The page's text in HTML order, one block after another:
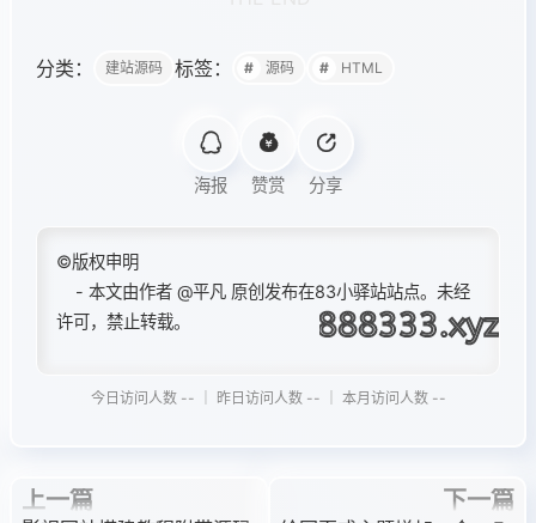
分类： 建站源码 标签： 源码 HTML
海报 赞赏 分享
©版权申明
- 本文由作者 @平凡 原创发布在83小驿站站点。未经
许可，禁止转载。
今日访问人数 -- ｜ 昨日访问人数 -- ｜ 本月访问人数 --
上一篇 下一篇